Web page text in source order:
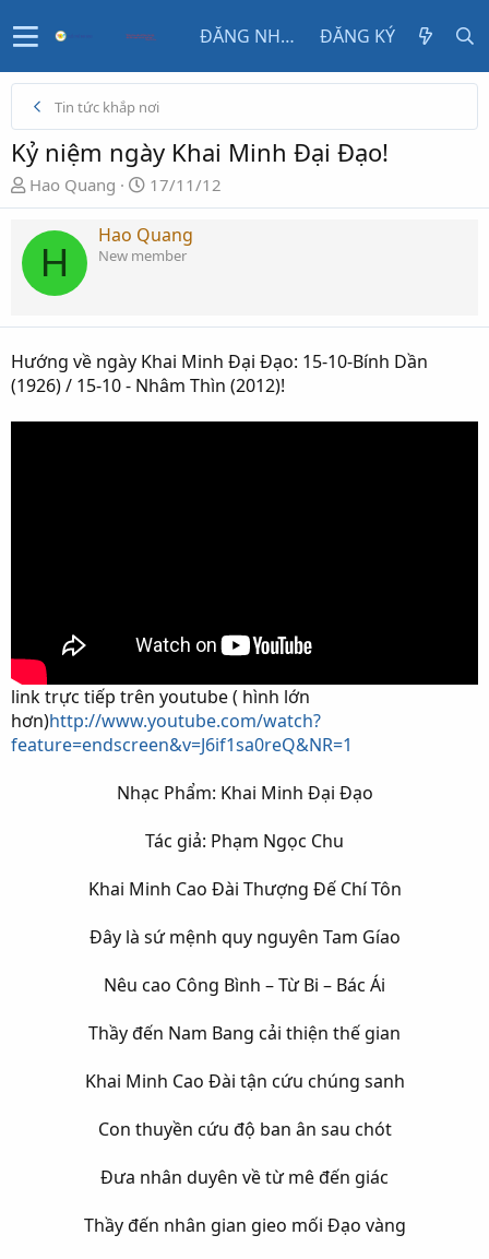
ĐĂNG NHẬP ĐĂNG KÝ
Tin tức khắp nơi
Kỷ niệm ngày Khai Minh Đại Đạo!
N
g
ư
h
i
t
Hao Quang
N
g
à
y
i
17/11/12
H
Hao Quang
New member
Hướng về ngày Khai Minh Đại Đạo: 15-10-Bính Dần
(1926) / 15-10 - Nhâm Thìn (2012)!
link trực tiếp trên youtube ( hình lớn
hơn)http://www.youtube.com/watch?
feature=endscreen&v=J6if1sa0reQ&NR=1
Nhạc Phẩm: Khai Minh Đại Đạo​
Tác giả: Phạm Ngọc Chu​
Khai Minh Cao Đài Thượng Đế Chí Tôn​
Đây là sứ mệnh quy nguyên Tam Gíao​
Nêu cao Công Bình – Từ Bi – Bác Ái
Thầy đến Nam Bang cải thiện thế gian​
Khai Minh Cao Đài tận cứu chúng sanh​
Con thuyền cứu độ ban ân sau chót​
Đưa nhân duyên về từ mê đến giác
Thầy đến nhân gian gieo mối Đạo vàng​